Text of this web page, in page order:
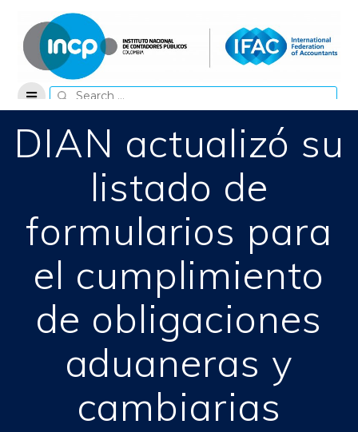
content
Search
for:
DIAN actualizó su
listado de
formularios para
el cumplimiento
de obligaciones
aduaneras y
cambiarias